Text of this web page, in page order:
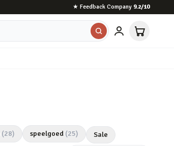
★ Feedback Company 9.2/10
(28) speelgoed (25) Sale